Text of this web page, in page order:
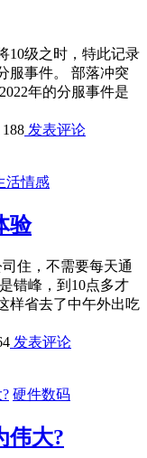
10级之时，特此记录
服事件。 部落冲突
年的分服事件是
188 发表评论
活情感
验
住，不需要每天通
错峰，到10点多才
样省去了中午外出吃
发表评论
硬件数码
伟大?